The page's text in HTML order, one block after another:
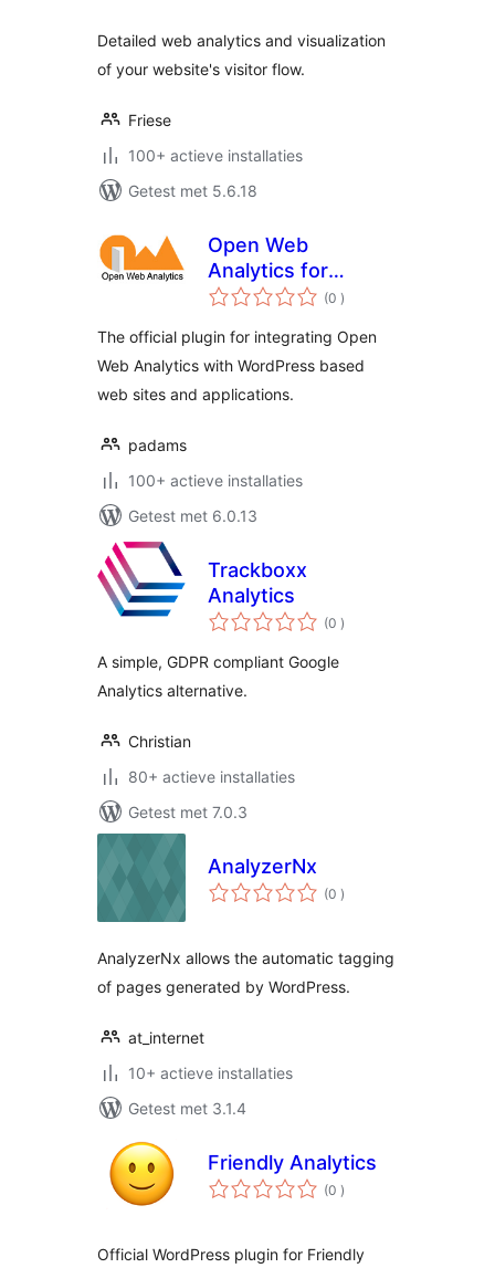
Detailed web analytics and visualization
of your website's visitor flow.
Friese
100+ actieve installaties
Getest met 5.6.18
Open Web
Analytics for
WordPress
(0 aantal
beoordelingen
)
The official plugin for integrating Open
Web Analytics with WordPress based
web sites and applications.
padams
100+ actieve installaties
Getest met 6.0.13
Trackboxx
Analytics
(0 aantal
beoordelingen
)
A simple, GDPR compliant Google
Analytics alternative.
Christian
80+ actieve installaties
Getest met 7.0.3
AnalyzerNx
(0 aantal
beoordelingen
)
AnalyzerNx allows the automatic tagging
of pages generated by WordPress.
at_internet
10+ actieve installaties
Getest met 3.1.4
Friendly Analytics
(0 aantal
beoordelingen
)
Official WordPress plugin for Friendly